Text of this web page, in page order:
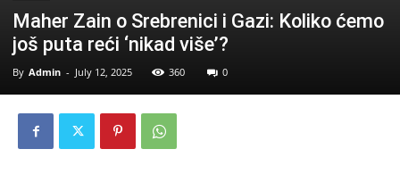
Maher Zain o Srebrenici i Gazi: Koliko ćemo
još puta reći ‘nikad više’?
By Admin - July 12, 2025 360 0